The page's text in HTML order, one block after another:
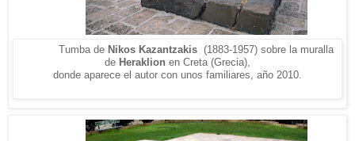
Tumba de Nikos Kazantzakis (1883-1957)sobre la muralla
de Heraklion en Creta (Grecia),
donde aparece el autor con unos familiares, año 2010.